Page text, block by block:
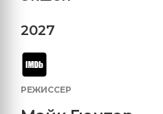
2027
РЕЖИССЕР